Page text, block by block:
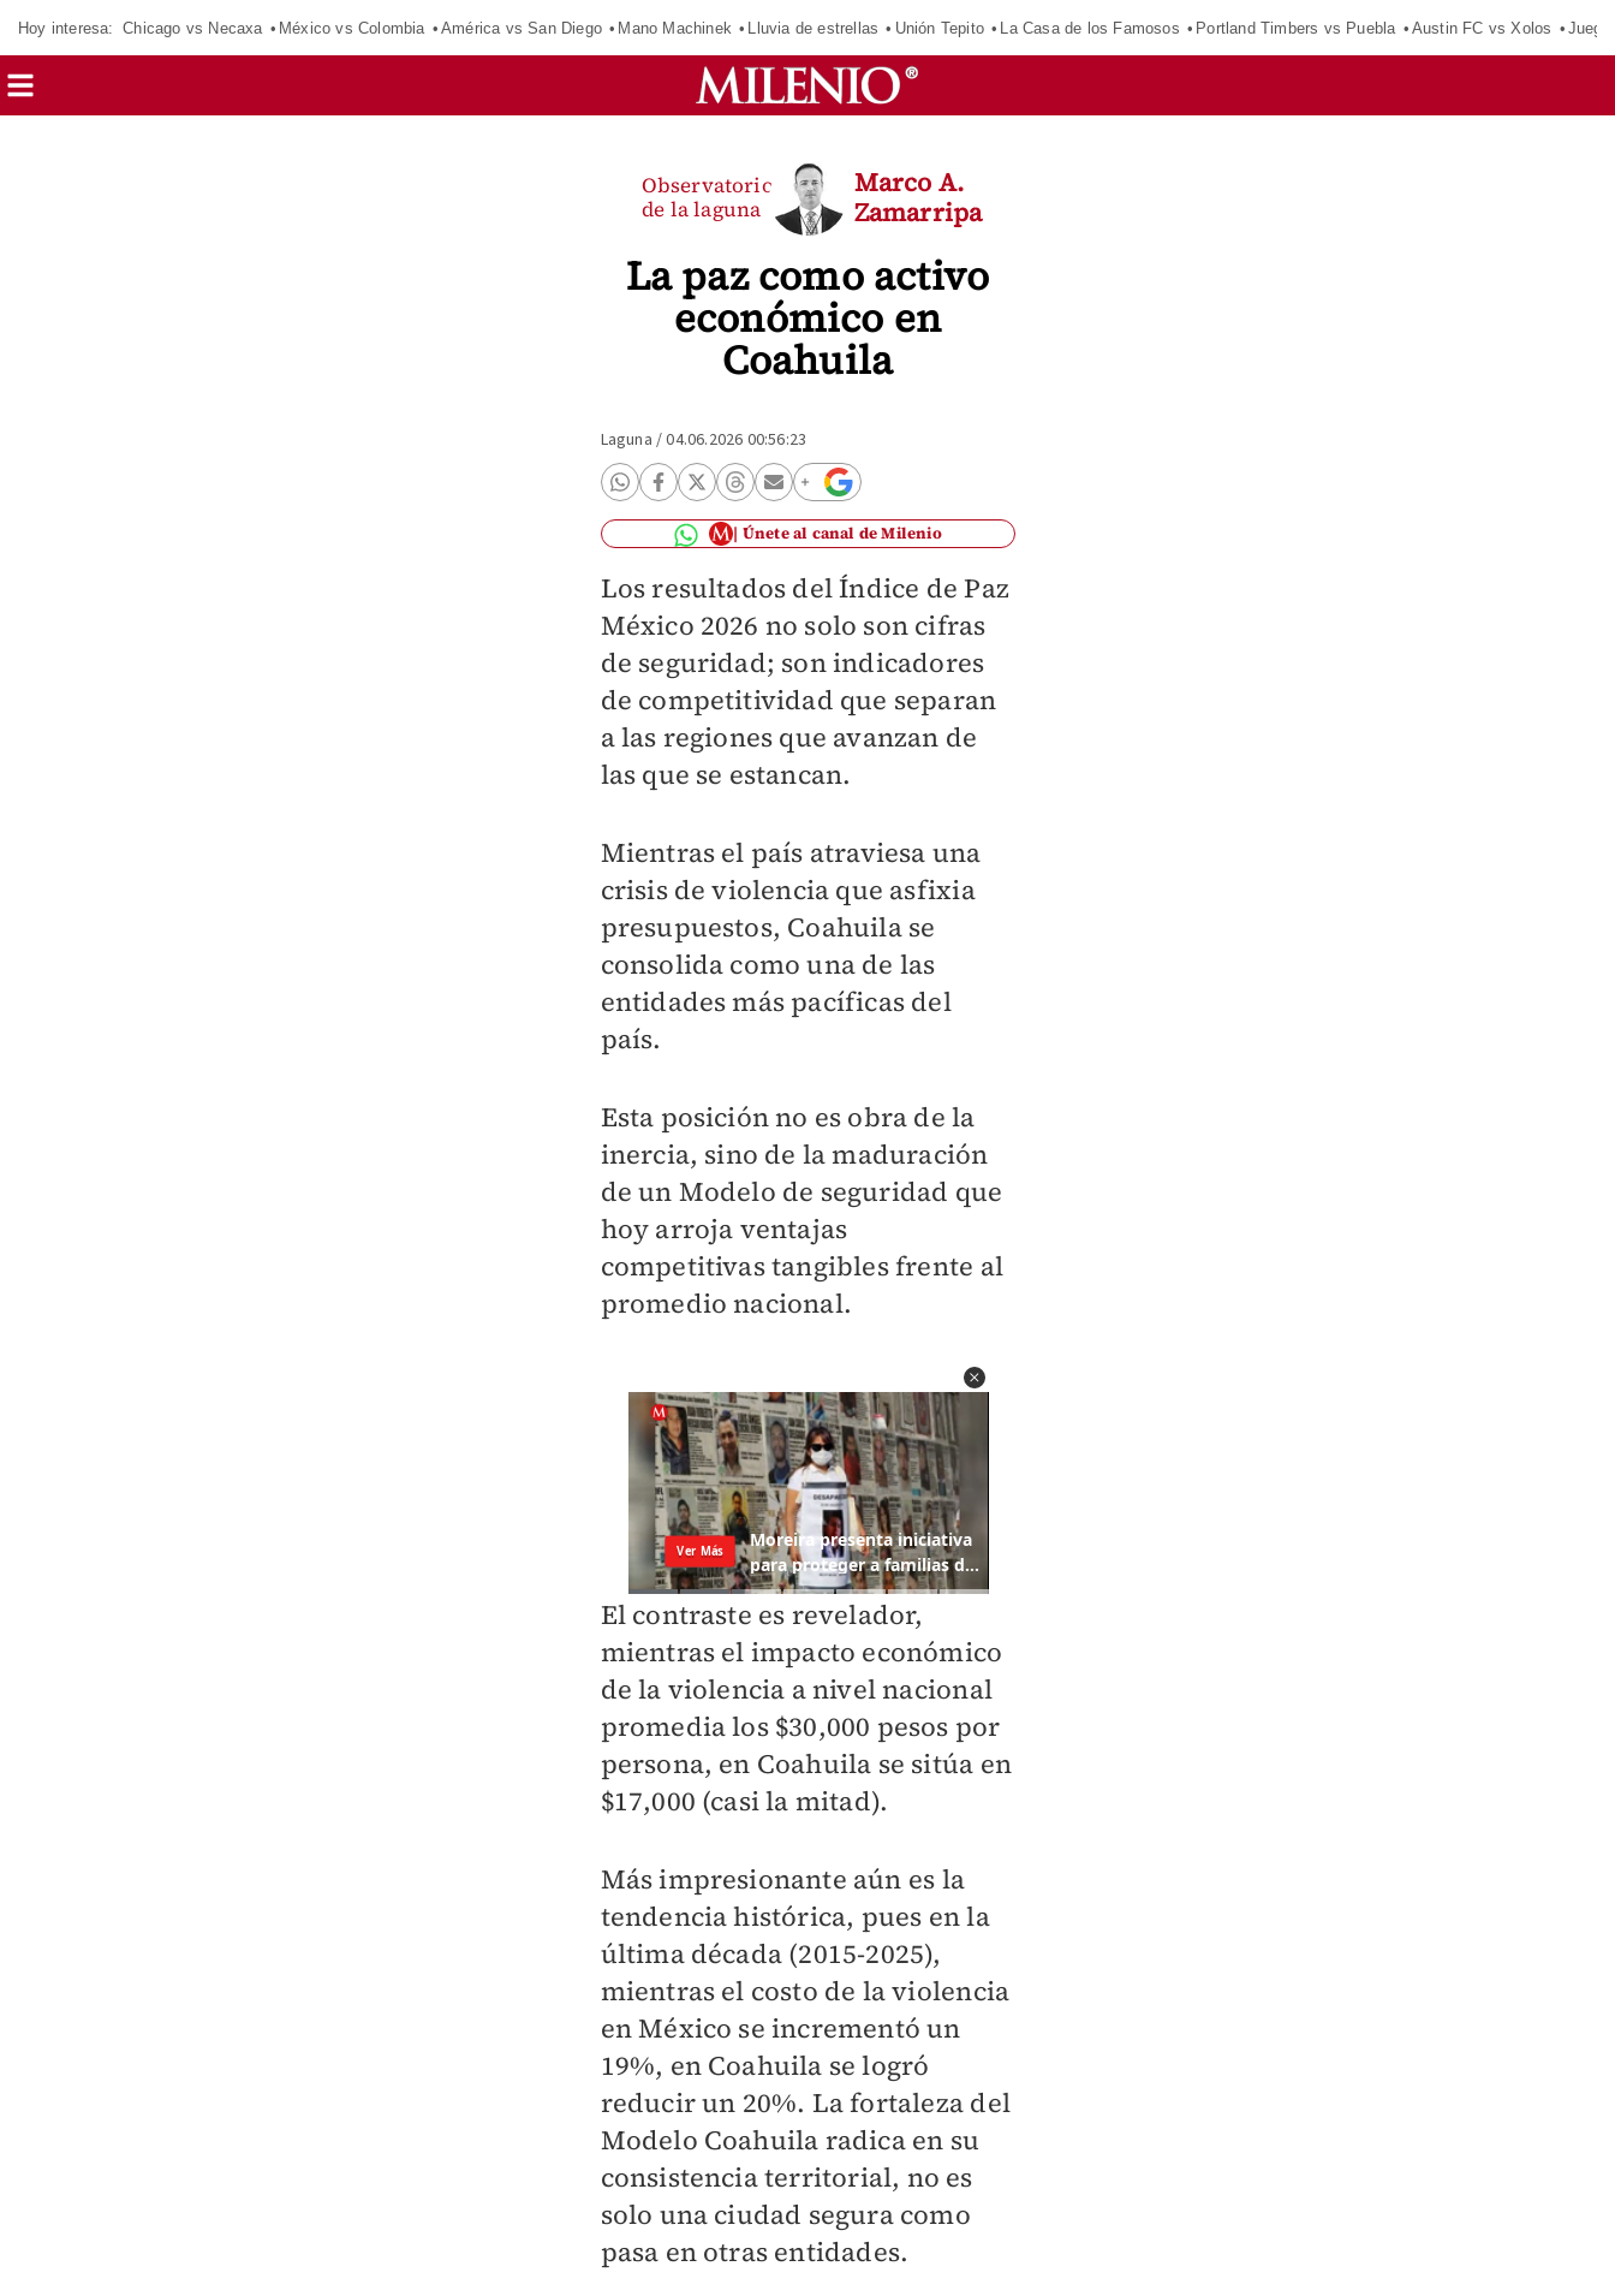
Hoy interesa: Chicago vs Necaxa México vs Colombia América vs San Diego Mano Machinek Lluvia de estrellas Unión Tepito La Casa de los Famosos Portland Timbers vs Puebla Austin FC vs Xolos
La paz como activo
económico en
Coahuila
Observatorio
de la laguna
Marco A.
Zamarripa
Laguna /04.06.2026 00:56:23
Únete al canal de Milenio
Los resultados del Índice de Paz
México 2026 no solo son cifras
de seguridad; son indicadores
de competitividad que separan
a las regiones que avanzan de
las que se estancan.
Mientras el país atraviesa una
crisis de violencia que asfixia
presupuestos, Coahuila se
consolida como una de las
entidades más pacíficas del
país.
Esta posición no es obra de la
inercia, sino de la maduración
de un Modelo de seguridad que
hoy arroja ventajas
competitivas tangibles frente al
promedio nacional.
El contraste es revelador,
mientras el impacto económico
de la violencia a nivel nacional
promedia los $30,000 pesos por
persona, en Coahuila se sitúa en
$17,000 (casi la mitad).
Más impresionante aún es la
tendencia histórica, pues en la
última década (2015-2025),
mientras el costo de la violencia
en México se incrementó un
19%, en Coahuila se logró
reducir un 20%. La fortaleza del
Modelo Coahuila radica en su
consistencia territorial, no es
solo una ciudad segura como
pasa en otras entidades.